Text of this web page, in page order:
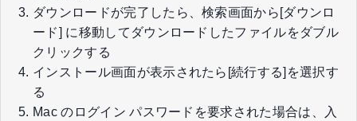
ダウンロードが完了したら、検索画面から[ダウンロ
ード] に移動してダウンロードしたファイルをダブル
クリックする
インストール画面が表示されたら[続行する]を選択す
る
Mac のログイン パスワードを要求された場合は、入